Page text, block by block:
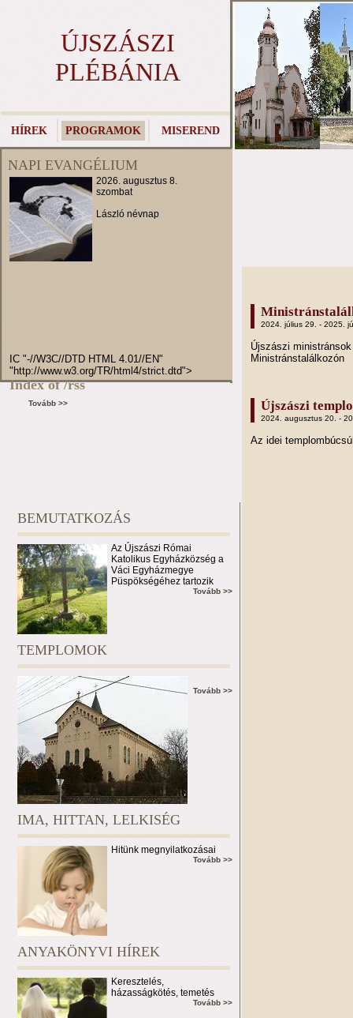
ÚJSZÁSZI
PLÉBÁNIA
HÍREK PROGRAMOK MISEREND
NAPI EVANGÉLIUM
2026. augusztus 8.
szombat
László névnap
IC "-//W3C//DTD HTML 4.01//EN"
"http://www.w3.org/TR/html4/strict.dtd">
Index of /rss
Tovább >>
2024. július 29. - 2025.
Újszászi
Ministránstalálkozón
Újszászi
2024. augusztus 20. -
Az idei
BEMUTATKOZÁS
Az Újszászi Római
Katolikus Egyházközség a
Váci Egyházmegye
Püspökségéhez tartozik
Tovább >>
TEMPLOMOK
Tovább >>
IMA, HITTAN, LELKISÉG
Hitünk megnyilatkozásai
Tovább >>
ANYAKÖNYVI HÍREK
Keresztelés,
házasságkötés, temetés
Tovább >>